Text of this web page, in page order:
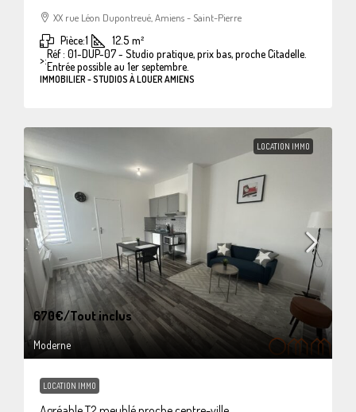
XX rue Léon Dupontreué, Amiens - Saint-Pierre
Pièce:1 12.5 m²
>:Réf : 01-DUP-07 - Studio pratique, prix bas, proche Citadelle.
Entrée possible au 1er septembre.
IMMOBILIER - STUDIOS À LOUER AMIENS
LOCATION IMMO
670€/Tout inclus
Moderne
LOCATION IMMO